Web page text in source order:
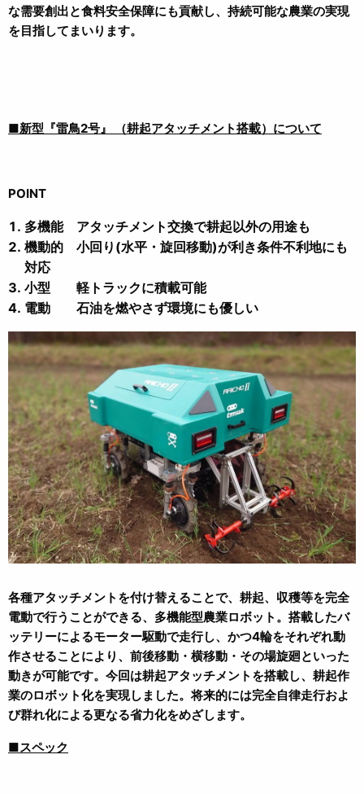
な需要創出と食料安全保障にも貢献し、持続可能な農業の実現
を目指してまいります。
■新型『雷鳥2号』 （耕起アタッチメント搭載）について
POINT
多機能 アタッチメント交換で耕起以外の用途も
機動的 小回り(水平・旋回移動)が利き条件不利地にも
対応
小型 軽トラックに積載可能
電動 石油を燃やさず環境にも優しい
各種アタッチメントを付け替えることで、耕起、収穫等を完全
電動で行うことができる、多機能型農業ロボット。搭載したバ
ッテリーによるモーター駆動で走行し、かつ4輪をそれぞれ動
作させることにより、前後移動・横移動・その場旋廻といった
動きが可能です。今回は耕起アタッチメントを搭載し、耕起作
業のロボット化を実現しました。将来的には完全自律走行およ
び群れ化による更なる省力化をめざします。
■スペック